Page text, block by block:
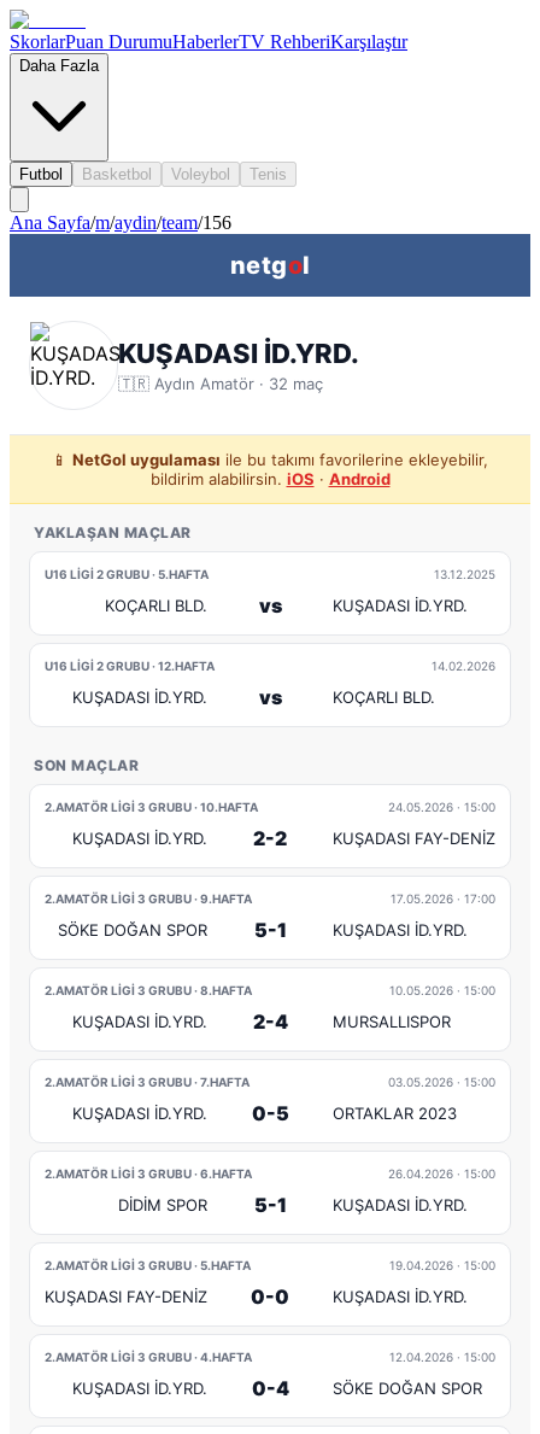
SkorlarPuan DurumuHaberlerTV RehberiKarşılaştır
Daha Fazla
Futbol Basketbol Voleybol Tenis
Ana Sayfa/m/aydin/team/156
netgol
KUŞADASI İD.YRD.
🇹🇷 Aydın Amatör · 32 maç
📱 NetGol uygulaması ile bu takımı favorilerine ekleyebilir,
bildirim alabilirsin. iOS · Android
YAKLAŞAN MAÇLAR
U16 LİGİ 2 GRUBU · 5.HAFTA 13.12.2025
KOÇARLI BLD. vs KUŞADASI İD.YRD.
U16 LİGİ 2 GRUBU · 12.HAFTA 14.02.2026
KUŞADASI İD.YRD. vs KOÇARLI BLD.
SON MAÇLAR
2.AMATÖR LİGİ 3 GRUBU · 10.HAFTA 24.05.2026 · 15:00
KUŞADASI İD.YRD. 2-2 KUŞADASI FAY-DENİZ
2.AMATÖR LİGİ 3 GRUBU · 9.HAFTA 17.05.2026 · 17:00
SÖKE DOĞAN SPOR 5-1 KUŞADASI İD.YRD.
2.AMATÖR LİGİ 3 GRUBU · 8.HAFTA 10.05.2026 · 15:00
KUŞADASI İD.YRD. 2-4 MURSALLISPOR
2.AMATÖR LİGİ 3 GRUBU · 7.HAFTA 03.05.2026 · 15:00
KUŞADASI İD.YRD. 0-5 ORTAKLAR 2023
2.AMATÖR LİGİ 3 GRUBU · 6.HAFTA 26.04.2026 · 15:00
DİDİM SPOR 5-1 KUŞADASI İD.YRD.
2.AMATÖR LİGİ 3 GRUBU · 5.HAFTA 19.04.2026 · 15:00
KUŞADASI FAY-DENİZ 0-0 KUŞADASI İD.YRD.
2.AMATÖR LİGİ 3 GRUBU · 4.HAFTA 12.04.2026 · 15:00
KUŞADASI İD.YRD. 0-4 SÖKE DOĞAN SPOR